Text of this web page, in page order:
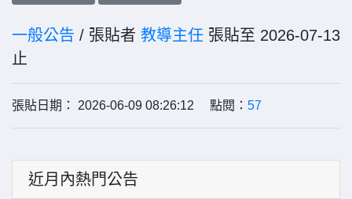
一般公告 / 張貼者 教導主任 張貼至 2026-07-13
止
張貼日期： 2026-06-09 08:26:12 點閱： 57
近月內熱門公告